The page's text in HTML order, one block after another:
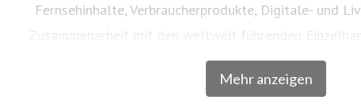
Mehr anzeigen
Fernsehinhalte, Verbraucherprodukte, Digitale- und
Zusammenarbeit mit den weltweit führenden
Unternehmen vertrieben werden. Seit seiner Gründung
Generationen dazu, den Zauber der Kindheit zu entdecken